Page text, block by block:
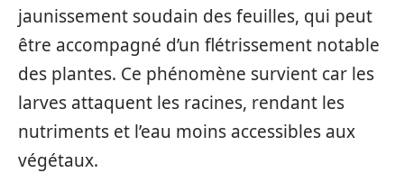
jaunissement soudain des feuilles, qui peut
être accompagné d’un flétrissement notable
des plantes. Ce phénomène survient car les
larves attaquent les racines, rendant les
nutriments et l’eau moins accessibles aux
végétaux.